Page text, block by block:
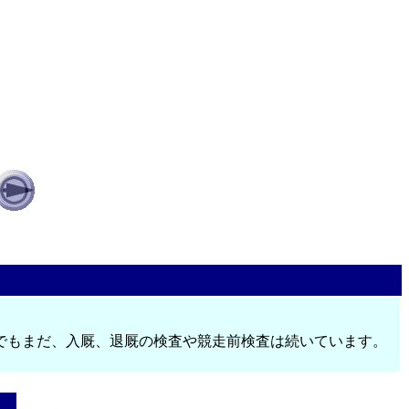
まだ、入厩、退厩の検査や競走前検査は続いています。